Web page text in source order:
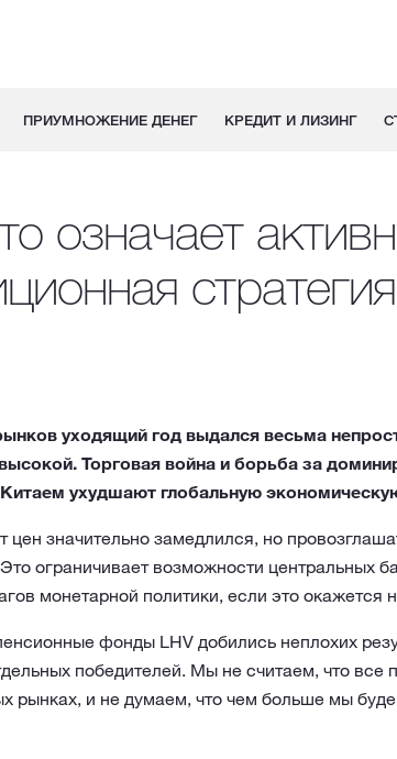
ПРИУМНОЖЕНИЕ ДЕНЕГ КРЕДИТ И ЛИЗИНГ
означает
уходящий год выдался весьма
Торговая война и борьба за
ухудшают глобальную
цен значительно замедлился, но
ограничивает возможности центральных
монетарной политики, если это окажется
фонды LHV добились неплохих
победителей. Мы не считаем, что все
рынках, и не думаем, что чем больше мы